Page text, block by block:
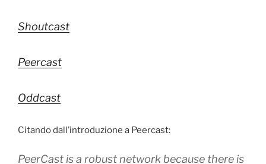
Shoutcast
Peercast
Oddcast
Citando dall’introduzione a Peercast:
PeerCast is a robust network because there is